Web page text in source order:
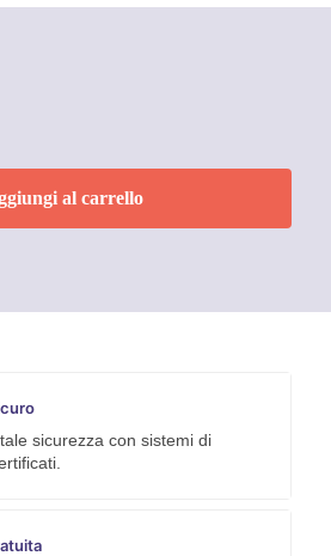
al carrello
sicurezza con sistemi di